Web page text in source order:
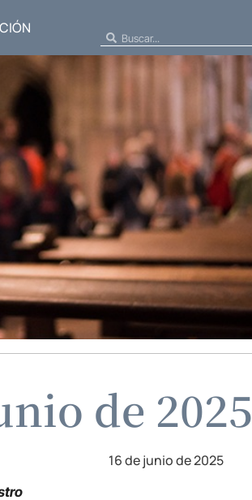
de 2025
16 de junio de 2025